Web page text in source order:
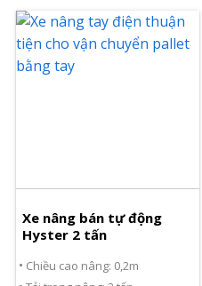
Xe nâng bán tự động
Hyster 2 tấn
Chiều cao nâng: 0,2m